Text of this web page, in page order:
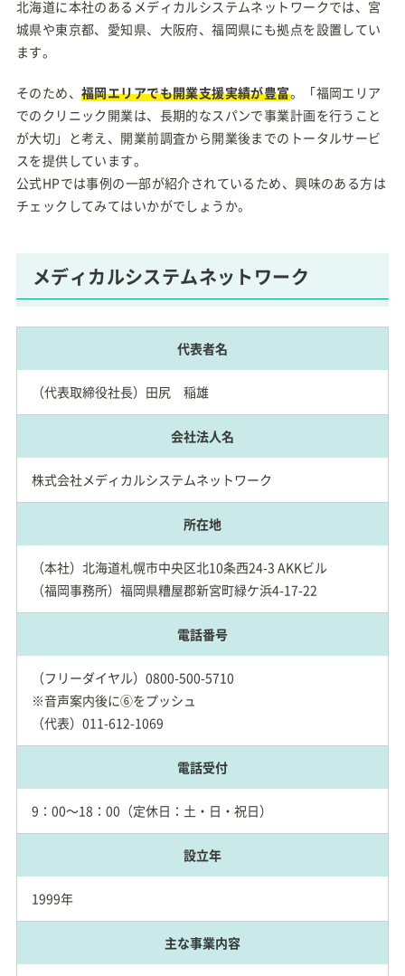
北海道に本社のあるメディカルシステムネットワークでは、宮
城県や東京都、愛知県、大阪府、福岡県にも拠点を設置してい
ます。
そのため、福岡エリアでも開業支援実績が豊富。「福岡エリア
でのクリニック開業は、長期的なスパンで事業計画を行うこと
が大切」と考え、開業前調査から開業後までのトータルサービ
スを提供しています。
公式HPでは事例の一部が紹介されているため、興味のある方は
チェックしてみてはいかがでしょうか。
メディカルシステムネットワーク
代表者名
（代表取締役社長）田尻 稲雄
会社法人名
株式会社メディカルシステムネットワーク
所在地
（本社）北海道札幌市中央区北10条西24-3 AKKビル
（福岡事務所）福岡県糟屋郡新宮町緑ケ浜4-17-22
電話番号
（フリーダイヤル）0800-500-5710
※音声案内後に⑥をプッシュ
（代表）011-612-1069
電話受付
9：00～18：00（定休日：土・日・祝日）
設立年
1999年
主な事業内容